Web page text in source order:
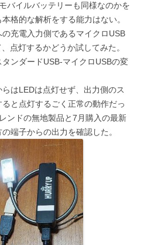
バイルバッテリーも同様なのかを
格的な解析をする能力はない。
充電入力側であるマイクロUSB
点灯するかどうか試してみた。
ンダードUSB-マイクロUSBの変
はLEDは点灯せず、出力側のス
と点灯するごく正常の動作だっ
ンドの無地製品と7月購入の最新
端子からの出力を確認した。